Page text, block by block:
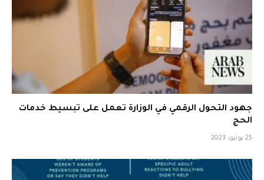
جهود التحول الرقمي في الوزارة تعمل على تبسيط خدمات
الحج
25 يونيو، 2023